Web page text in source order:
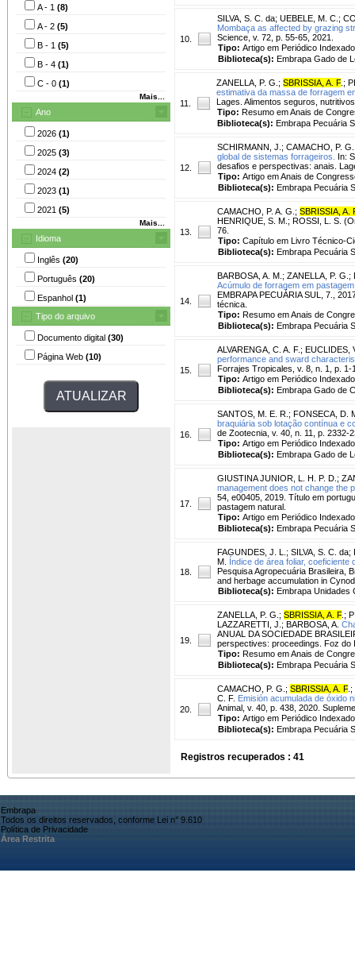
A - 1 (8)
A - 2 (5)
B - 1 (5)
B - 4 (1)
C - 0 (1)
Mais...
Ano
2026 (1)
2025 (3)
2024 (2)
2023 (1)
2021 (5)
Mais...
Idioma
Inglês (20)
Português (20)
Espanhol (1)
Tipo do arquivo
Documento digital (30)
Página Web (10)
10.
SILVA, S. C. da; UEBELE, M. C. ;
Mombaça as affected by grazing
Science, v. 72, p. 55-65, 2021.
Tipo: Artigo em Periódico Indexado
Biblioteca(s): Embrapa Gado de
11.
ZANELLA, P. G. ; SBRISSIA, A. F. ;
estimativa da massa de forragem
Lages. Alimentos seguros,
Tipo: Resumo em Anais de
Biblioteca(s): Embrapa Pecuária
12.
SCHIRMANN, J. ; CAMACHO, P. G.
global de sistemas forrageiros.
In:
desafios e perspectivas: anais.
Tipo: Artigo em Anais de
Biblioteca(s): Embrapa Pecuária
13.
CAMACHO, P. A. G. ; SBRISSIA, A.
HENRIQUE, S. M.; ROSSI, L. S.
76.
Tipo: Capítulo em Livro Técnico-
Biblioteca(s): Embrapa Pecuária
14.
BARBOSA, A. M. ; ZANELLA, P. G. ;
Acúmulo de forragem em
EMBRAPA PECUÁRIA SUL, 7.,
técnica.
Tipo: Resumo em Anais de
Biblioteca(s): Embrapa Pecuária
15.
ALVARENGA, C. A. F. ; EUCLIDES,
performance and sward
Forrajes Tropicales, v. 8, n. 1, p. 1-
Tipo: Artigo em Periódico Indexado
Biblioteca(s): Embrapa Gado de
16.
SANTOS, M. E. R. ; FONSECA, D.
braquiária sob lotação contínua e
de Zootecnia, v. 40, n. 11, p. 2332-
Tipo: Artigo em Periódico Indexado
Biblioteca(s): Embrapa Gado de
17.
GIUSTINA JUNIOR, L. H. P. D. ;
management does not change the
54, e00405, 2019. Título em
pastagem natural.
Tipo: Artigo em Periódico Indexado
Biblioteca(s): Embrapa Pecuária
18.
FAGUNDES, J. L. ; SILVA, S. C. da;
M. Índice de área foliar,
Pesquisa Agropecuária Brasileira,
and herbage accumulation in
Biblioteca(s): Embrapa Unidades
19.
ZANELLA, P. G. ; SBRISSIA, A. F. ;
LAZZARETTI, J. ; BARBOSA, A.
ANUAL DA SOCIEDADE
perspectives: proceedings. Foz do
Tipo: Resumo em Anais de
Biblioteca(s): Embrapa Pecuária
20.
CAMACHO, P. G. ; SBRISSIA, A. F. ;
C. F. Emisión acumulada de óxido
Animal, v. 40, p. 438, 2020.
Tipo: Artigo em Periódico Indexado
Biblioteca(s): Embrapa Pecuária
Registros recuperados : 41
Embrapa
Todos os direitos reservados, conforme Lei n° 9.610
Política de Privacidade
Área Restrita